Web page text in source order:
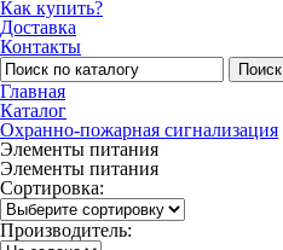
Как купить?
Доставка
Контакты
Поиск
Главная
Каталог
Охранно-пожарная сигнализация
Элементы питания
Элементы питания
Сортировка:
Производитель: